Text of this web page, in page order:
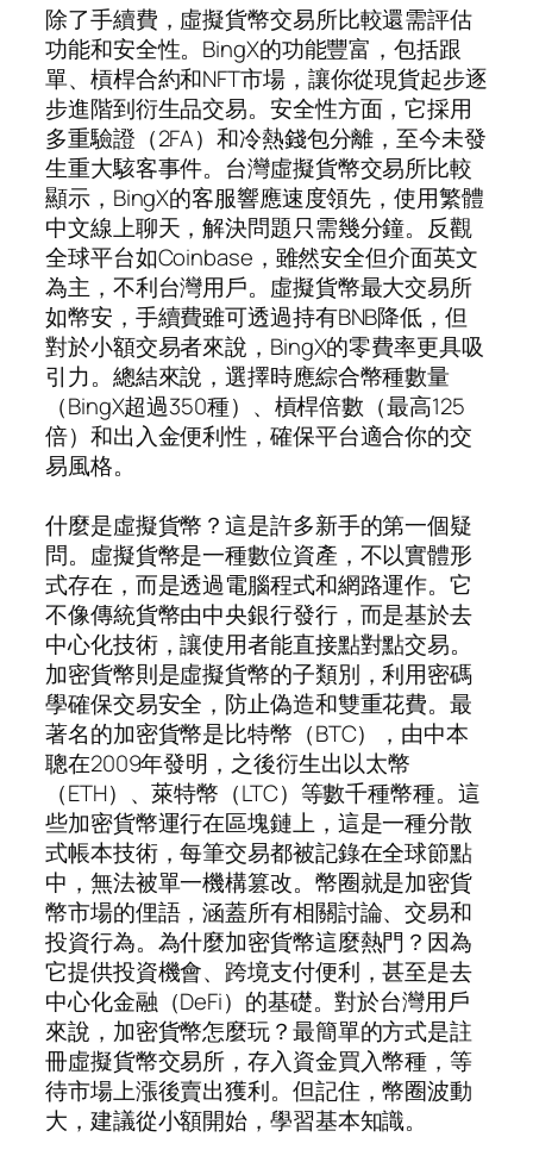
除了手續費，虛擬貨幣交易所比較還需評估
功能和安全性。BingX的功能豐富，包括跟
單、槓桿合約和NFT市場，讓你從現貨起步逐
步進階到衍生品交易。安全性方面，它採用
多重驗證（2FA）和冷熱錢包分離，至今未發
生重大駭客事件。台灣虛擬貨幣交易所比較
顯示，BingX的客服響應速度領先，使用繁體
中文線上聊天，解決問題只需幾分鐘。反觀
全球平台如Coinbase，雖然安全但介面英文
為主，不利台灣用戶。虛擬貨幣最大交易所
如幣安，手續費雖可透過持有BNB降低，但
對於小額交易者來說，BingX的零費率更具吸
引力。總結來說，選擇時應綜合幣種數量
（BingX超過350種）、槓桿倍數（最高125
倍）和出入金便利性，確保平台適合你的交
易風格。
什麼是虛擬貨幣？這是許多新手的第一個疑
問。虛擬貨幣是一種數位資產，不以實體形
式存在，而是透過電腦程式和網路運作。它
不像傳統貨幣由中央銀行發行，而是基於去
中心化技術，讓使用者能直接點對點交易。
加密貨幣則是虛擬貨幣的子類別，利用密碼
學確保交易安全，防止偽造和雙重花費。最
著名的加密貨幣是比特幣（BTC），由中本
聰在2009年發明，之後衍生出以太幣
（ETH）、萊特幣（LTC）等數千種幣種。這
些加密貨幣運行在區塊鏈上，這是一種分散
式帳本技術，每筆交易都被記錄在全球節點
中，無法被單一機構篡改。幣圈就是加密貨
幣市場的俚語，涵蓋所有相關討論、交易和
投資行為。為什麼加密貨幣這麼熱門？因為
它提供投資機會、跨境支付便利，甚至是去
中心化金融（DeFi）的基礎。對於台灣用戶
來說，加密貨幣怎麼玩？最簡單的方式是註
冊虛擬貨幣交易所，存入資金買入幣種，等
待市場上漲後賣出獲利。但記住，幣圈波動
大，建議從小額開始，學習基本知識。